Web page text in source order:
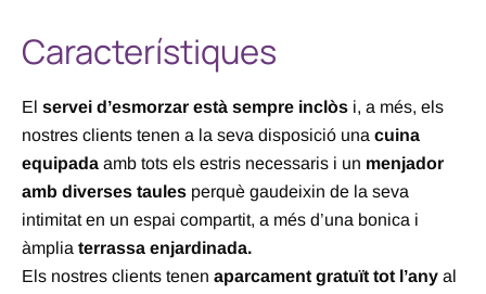
Característiques
El servei d’esmorzar està sempre inclòs i, a més, els
nostres clients tenen a la seva disposició una cuina
equipada amb tots els estris necessaris i un menjador
amb diverses taules perquè gaudeixin de la seva
intimitat en un espai compartit, a més d’una bonica i
àmplia terrassa enjardinada.
Els nostres clients tenen aparcament gratuït tot l’any al